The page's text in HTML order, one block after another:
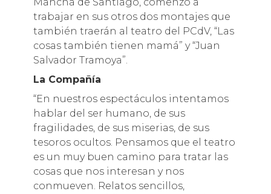
trabajar en sus otros dos montajes que
también traerán al teatro del PCdV, “Las
cosas también tienen mamá” y “Juan
Salvador Tramoya”.
La Compañía
“En nuestros espectáculos intentamos
hablar del ser humano, de sus
fragilidades, de sus miserias, de sus
tesoros ocultos. Pensamos que el teatro
es un muy buen camino para tratar las
cosas que nos interesan y nos
conmueven. Relatos sencillos,